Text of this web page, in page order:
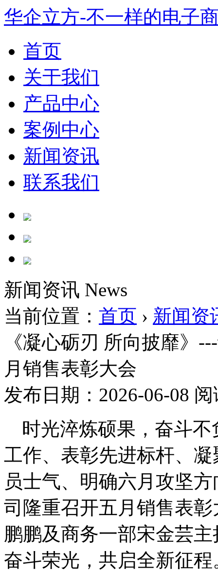
华企立方-不一样的电子
首页
关于我们
产品中心
案例中心
新闻资讯
联系我们
新闻资讯 News
当前位置： 首页 › 新闻资
《凝心砺刃 所向披靡》
月销售表彰大会
发布日期：2026-06-08
时光淬炼硕果，奋斗
工作、表彰先进标杆、
员士气、明确六月攻坚方
司隆重召开五月销售表
鹏鹏及商务一部宋金芸
奋斗荣光，共启全新征程